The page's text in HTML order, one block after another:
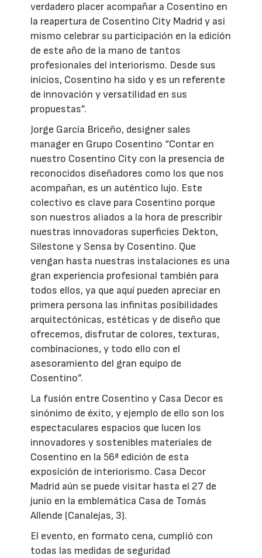
verdadero placer acompañar a Cosentino en
la reapertura de Cosentino City Madrid y así
mismo celebrar su participación en la edición
de este año de la mano de tantos
profesionales del interiorismo. Desde sus
inicios, Cosentino ha sido y es un referente
de innovación y versatilidad en sus
propuestas”.
Jorge García Briceño, designer sales
manager en Grupo Cosentino “Contar en
nuestro Cosentino City con la presencia de
reconocidos diseñadores como los que nos
acompañan, es un auténtico lujo. Este
colectivo es clave para Cosentino porque
son nuestros aliados a la hora de prescribir
nuestras innovadoras superficies Dekton,
Silestone y Sensa by Cosentino. Que
vengan hasta nuestras instalaciones es una
gran experiencia profesional también para
todos ellos, ya que aquí pueden apreciar en
primera persona las infinitas posibilidades
arquitectónicas, estéticas y de diseño que
ofrecemos, disfrutar de colores, texturas,
combinaciones, y todo ello con el
asesoramiento del gran equipo de
Cosentino”.
La fusión entre Cosentino y Casa Decor es
sinónimo de éxito, y ejemplo de ello son los
espectaculares espacios que lucen los
innovadores y sostenibles materiales de
Cosentino en la 56ª edición de esta
exposición de interiorismo. Casa Decor
Madrid aún se puede visitar hasta el 27 de
junio en la emblemática Casa de Tomás
Allende (Canalejas, 3).
El evento, en formato cena, cumplió con
todas las medidas de seguridad